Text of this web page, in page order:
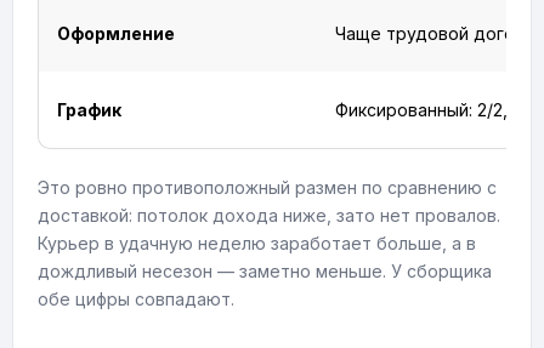
Оформление Чаще трудовой
График Фиксированный: 2/2, 3/
Это ровно противоположный размен по сравнению с
доставкой: потолок дохода ниже, зато нет провалов.
Курьер в удачную неделю заработает больше, а в
дождливый несезон — заметно меньше. У сборщика
обе цифры совпадают.